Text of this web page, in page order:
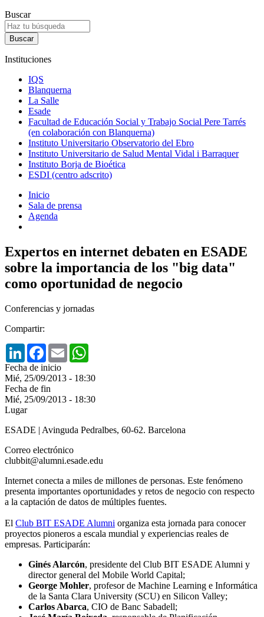
Buscar
Instituciones
IQS
Blanquerna
La Salle
Esade
Facultad de Educación Social y Trabajo Social Pere Tarrés
(en colaboración con Blanquerna)
Instituto Universitario Observatorio del Ebro
Instituto Universitario de Salud Mental Vidal i Barraquer
Instituto Borja de Bioética
ESDI (centro adscrito)
Inicio
Sala de prensa
Agenda
Expertos en internet debaten en ESADE
sobre la importancia de los "big data"
como oportunidad de negocio
Conferencias y jornadas
Compartir:
LinkedInFacebook
Email
Fecha de inicio
Mié, 25/09/2013 - 18:30
Fecha de fin
Mié, 25/09/2013 - 18:30
Lugar
ESADE | Avinguda Pedralbes, 60-62. Barcelona
Correo electrónico
clubbit@alumni.esade.edu
Internet conecta a miles de millones de personas. Este fenómeno
presenta importantes oportunidades y retos de negocio con respecto
a la captación de datos de múltiples fuentes.
El Club BIT ESADE Alumni organiza esta jornada para conocer
proyectos pioneros a escala mundial y experiencias reales de
empresas. Participarán:
Ginés Alarcón, presidente del Club BIT ESADE Alumni y
director general del Mobile World Capital;
George Mohler, profesor de Machine Learning e Informática
de la Santa Clara University (SCU) en Silicon Valley;
Carlos Abarca, CIO de Banc Sabadell;